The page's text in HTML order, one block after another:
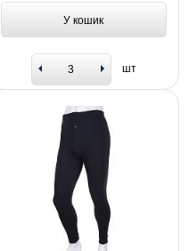
У кошик
шт